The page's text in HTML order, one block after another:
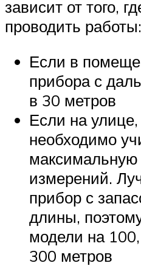
зависит от того,
проводить работы:
Если в
прибора с
в 30 метров
Если на улице,
необходимо
максимальную
измерений.
прибор с
длины,
модели на
300 метров